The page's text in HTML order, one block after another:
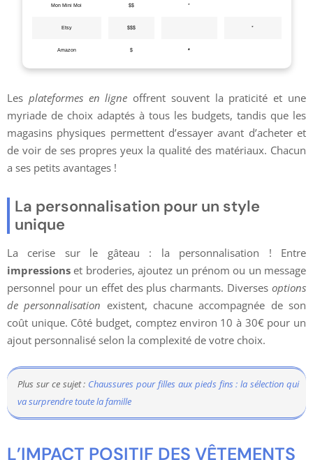
Mon Mini Moi $$ *
Etsy $$$ *
Amazon $ *
Les plateformes en ligne offrent souvent la praticité et une
myriade de choix adaptés à tous les budgets, tandis que les
magasins physiques permettent d’essayer avant d’acheter et
de voir de ses propres yeux la qualité des matériaux. Chacun
a ses petits avantages !
La personnalisation pour un style
unique
La cerise sur le gâteau : la personnalisation ! Entre
impressions et broderies, ajoutez un prénom ou un message
personnel pour un effet des plus charmants. Diverses options
de personnalisation existent, chacune accompagnée de son
coût unique. Côté budget, comptez environ 10 à 30€ pour un
ajout personnalisé selon la complexité de votre choix.
Plus sur ce sujet : Chaussures pour filles aux pieds fins : la sélection qui
va surprendre toute la famille
L’IMPACT POSITIF DES VÊTEMENTS